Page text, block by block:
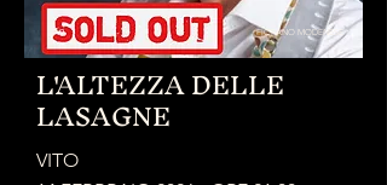
FIORANO MODENESE
L'ALTEZZA DELLE
LASAGNE
VITO